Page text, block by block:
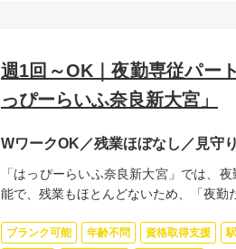
週1回～OK｜夜勤専従パー
っぴーらいふ奈良新大宮」
WワークOK／残業ほぼなし／見守
「はっぴーらいふ奈良新大宮」では、
能で、残業もほとんどないため、「夜勤
ブランク可能 年齢不問 資格取得支援